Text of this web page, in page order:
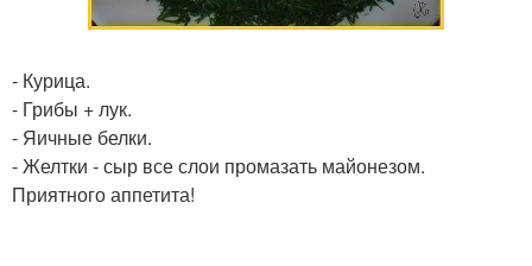
- Курица.
- Грибы + лук.
- Яичные белки.
- Желтки - сыр все слои промазать майонезом.
Приятного аппетита!